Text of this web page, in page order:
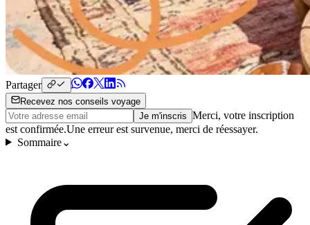
Partager
Recevez nos conseils voyage
Je m'inscris Merci, votre inscription
est confirmée.Une erreur est survenue, merci de réessayer.
Sommaire⌄